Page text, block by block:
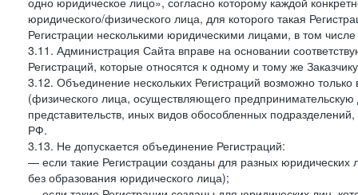
юридического/физического лица, для которого такая
Регистрации несколькими юридическими лицами, в том
3.11. Администрация Сайта вправе на основании
Регистраций, которые относятся к одному и тому же
3.12. Объединение нескольких Регистраций возможно
(физического лица, осуществляющего
представительств, иных видов обособленных
РФ.
3.13. Не допускается объединение Регистраций:
— если такие Регистрации созданы для разных
без образования юридического лица);